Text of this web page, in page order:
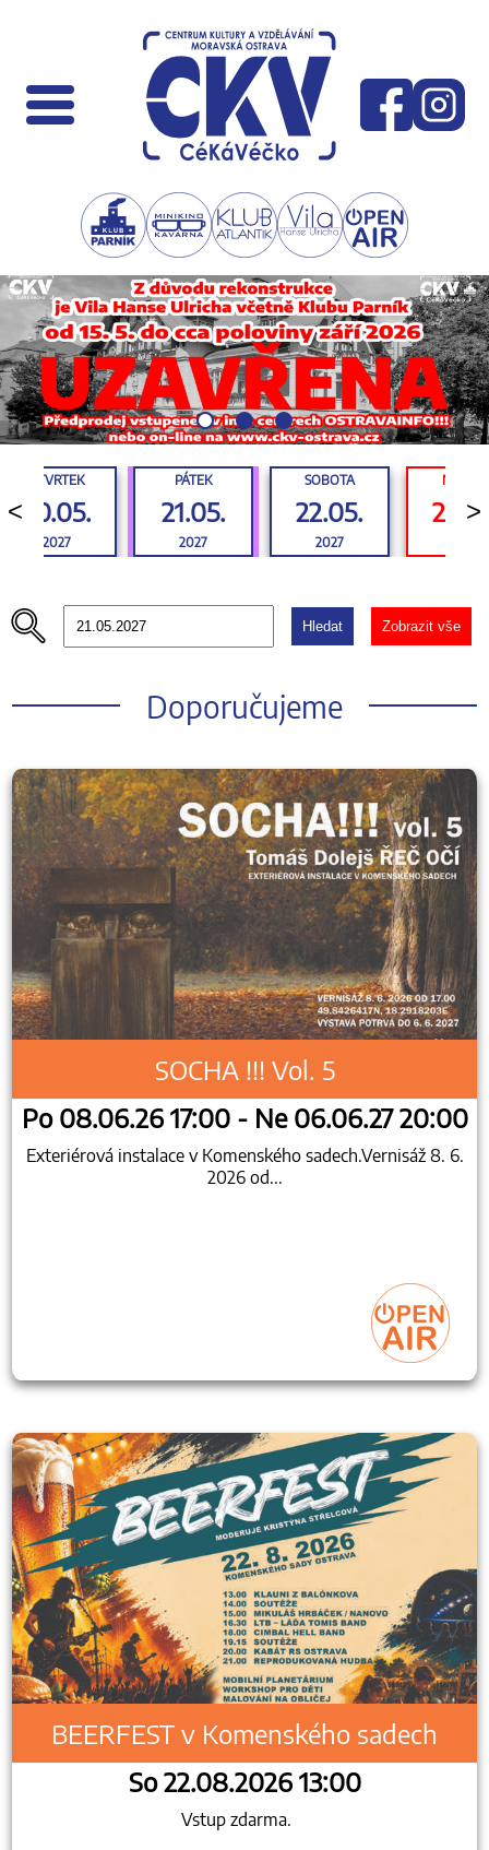
<
ČTVRTEK
20.05.
2027
PÁTEK
21.05.
2027
SOBOTA
22.05.
2027
>
Hledat Zobrazit vše
Doporučujeme
SOCHA !!! Vol. 5
Po 08.06.26 17:00 - Ne 06.06.27 20:00
Exteriérová instalace v Komenského sadech.Vernisáž 8. 6.
2026 od...
BEERFEST v Komenského sadech
So 22.08.2026 13:00
Vstup zdarma.